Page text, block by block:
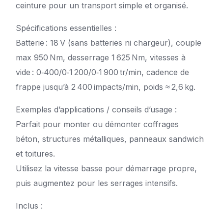
ceinture pour un transport simple et organisé.
Spécifications essentielles :
Batterie : 18 V (sans batteries ni chargeur), couple
max 950 Nm, desserrage 1 625 Nm, vitesses à
vide : 0‑400/0‑1 200/0‑1 900 tr/min, cadence de
frappe jusqu’à 2 400 impacts/min, poids ≈ 2,6 kg.
Exemples d’applications / conseils d’usage :
Parfait pour monter ou démonter coffrages
béton, structures métalliques, panneaux sandwich
et toitures.
Utilisez la vitesse basse pour démarrage propre,
puis augmentez pour les serrages intensifs.
Inclus :